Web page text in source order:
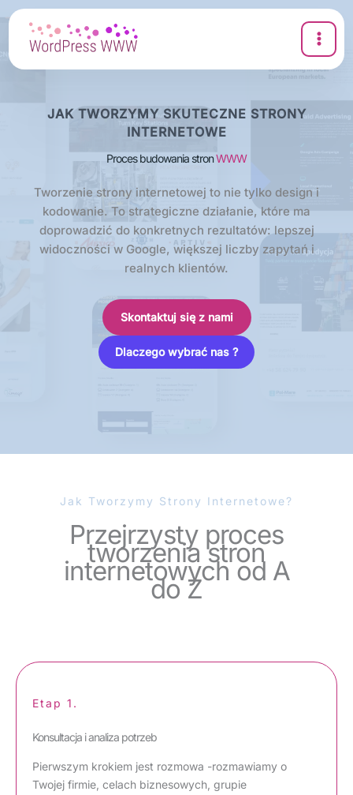
Przejdź
do
JAK TWORZYMY SKUTECZNE STRONY
INTERNETOWE
Proces budowania stronWWW
Tworzenie strony internetowej to nie tylko design i
kodowanie. To strategiczne działanie, które ma
doprowadzić do konkretnych rezultatów: lepszej
widoczności w Google, większej liczby zapytań i
realnych klientów.
Skontaktuj się z nami
Dlaczego wybrać nas ?
Jak Tworzymy Strony Internetowe?
Przejrzysty proces
tworzenia stron
internetowych od A
do Z
Etap 1.
Konsultacja i analiza potrzeb
Pierwszym krokiem jest rozmowa -rozmawiamy o
Twojej firmie, celach biznesowych, grupie